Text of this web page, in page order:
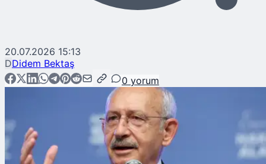
20.07.2026 15:13
DDidem Bektaş
0 yorum